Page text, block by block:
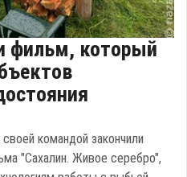
фильм, который
командой закончили
"Сахалин. Живое серебро",